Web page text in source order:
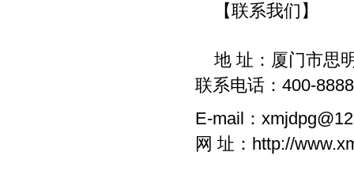
【联系我们】
地 址：厦门市思
联系电话： 400-
E-mail：
网 址：http://